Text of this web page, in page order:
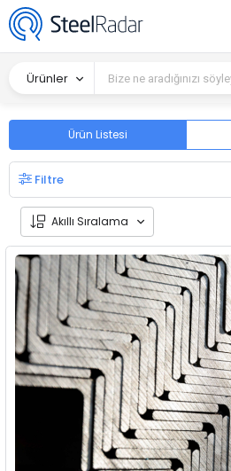
Ürünler
Ürün Listesi
Filtre
Akıllı Sıralama